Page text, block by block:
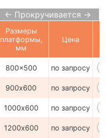
← Прокручивается →
Размеры
платформы,
мм
Цена
800x500 по запросу
900х600 по запросу
1000х600 по запросу
1200х600 по запросу